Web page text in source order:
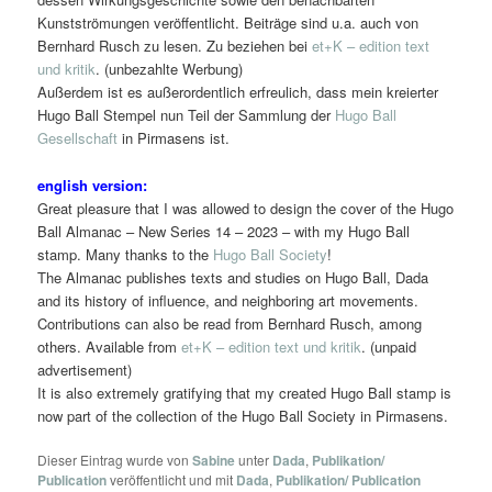
Kunstströmungen veröffentlicht. Beiträge sind u.a. auch von
Bernhard Rusch zu lesen. Zu beziehen beiet+K – edition text
und kritik. (unbezahlte Werbung)
Außerdem ist es außerordentlich erfreulich, dass mein kreierter
Hugo Ball Stempel nun Teil der Sammlung der Hugo Ball
Gesellschaft in Pirmasens ist.
english version:
Great pleasure that I was allowed to design the cover of the Hugo
Ball Almanac – New Series 14 – 2023 – with my Hugo Ball
stamp. Many thanks to the Hugo Ball Society!
The Almanac publishes texts and studies on Hugo Ball, Dada
and its history of influence, and neighboring art movements.
Contributions can also be read from Bernhard Rusch, among
others. Available fromet+K – edition text und kritik. (unpaid
advertisement)
It is also extremely gratifying that my created Hugo Ball stamp is
now part of the collection of the Hugo Ball Society in Pirmasens.
Dieser Eintrag wurde vonSabineunter Dada, Publikation/
Publicationveröffentlicht und mit Dada, Publikation/ Publication